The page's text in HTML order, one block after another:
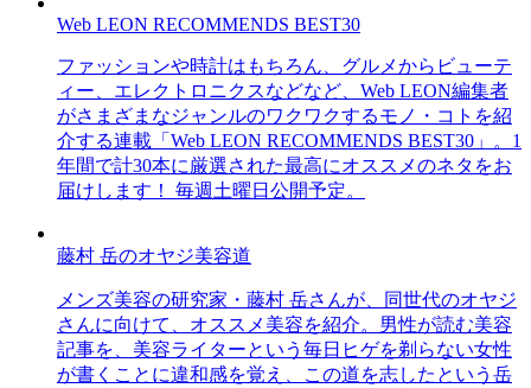
Web LEON RECOMMENDS BEST30
ファッションや時計はもちろん、グルメからビューテ
ィー、エレクトロニクスなどなど、Web LEON編集者
がさまざまなジャンルのワクワクするモノ・コトを紹
介する連載「Web LEON RECOMMENDS BEST30」。1
年間で計30本に厳選された最高にオススメのネタをお
届けします！ 毎週土曜日公開予定。
藤村 岳のオヤジ美容道
メンズ美容の研究家・藤村 岳さんが、同世代のオヤジ
さんに向けて、オススメ美容を紹介。男性が読む美容
記事を、美容ライターという毎日ヒゲを剃らない女性
が書くことに違和感を覚え、この道を志したという岳